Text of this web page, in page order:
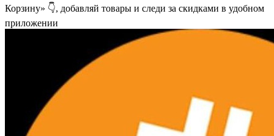
Корзину» 👇, добавляй товары и следи за скидками в удобном
приложении